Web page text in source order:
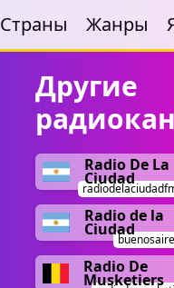
Страны Жанры
Другие
Radio De La
Ciudad
Radio de la
Ciudad
Radio De
Musketiers